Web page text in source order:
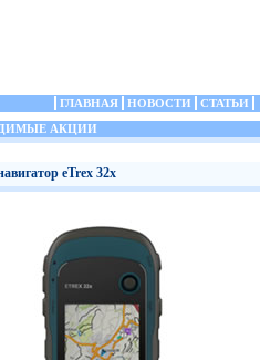
ГЛАВНАЯ НОВОСТИ СТАТЬИ
АКЦИИ
eTrex 32x